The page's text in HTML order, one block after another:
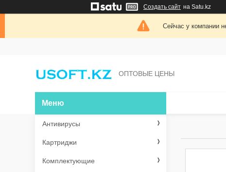
Создать сайт на Satu.kz
Сейчас у компании
ОПТОВЫЕ ЦЕНЫ
Антивирусы
Картриджи
Комплектующие